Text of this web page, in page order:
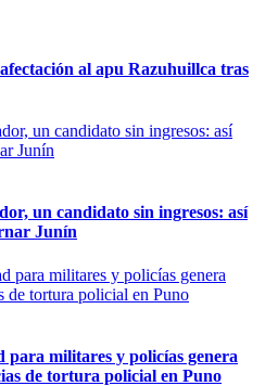
al apu Razuhuillca tras
un candidato sin ingresos: así
Junín
militares y policías genera
de tortura policial en Puno